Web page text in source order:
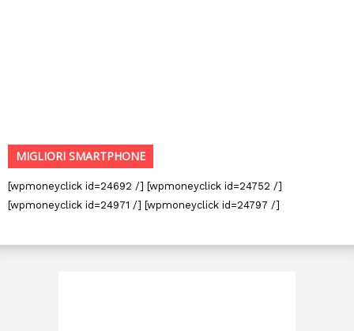
MIGLIORI SMARTPHONE
[wpmoneyclick id=24692 /] [wpmoneyclick id=24752 /]
[wpmoneyclick id=24971 /] [wpmoneyclick id=24797 /]